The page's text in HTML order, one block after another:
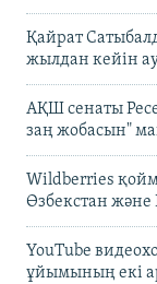
Қайрат
жылдан кейін
АҚШ сенаты
заң жобасын"
Wildberries
Өзбекстан және
YouTube
ұйымының екі